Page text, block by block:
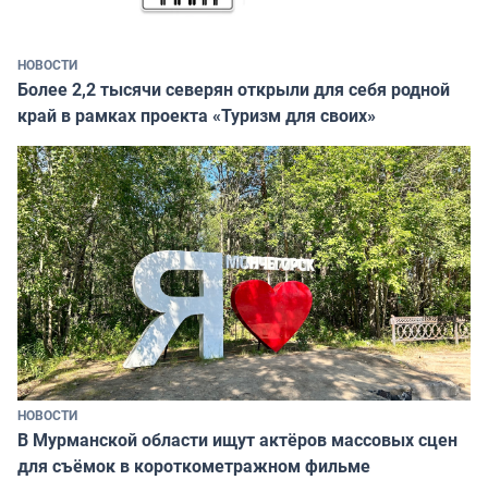
НОВОСТИ
Более 2,2 тысячи северян открыли для себя родной
край в рамках проекта «Туризм для своих»
НОВОСТИ
В Мурманской области ищут актёров массовых сцен
для съёмок в короткометражном фильме